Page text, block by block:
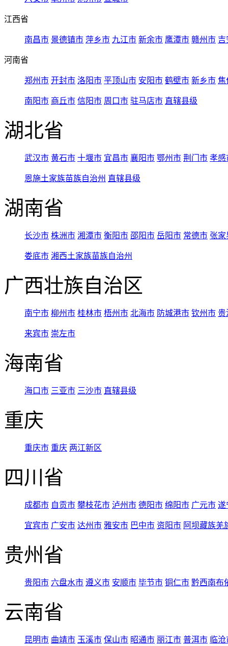
江西省
南昌市 景德镇市 萍乡市 九江市 新余市 鹰潭市 赣州市 吉
河南省
郑州市 开封市 洛阳市 平顶山市 安阳市 鹤壁市 新乡市 焦
南阳市 商丘市 信阳市 周口市 驻马店市 直辖县级
湖北省
武汉市 黄石市 十堰市 宜昌市 襄阳市 鄂州市 荆门市 孝感
恩施土家族苗族自治州 直辖县级
湖南省
长沙市 株洲市 湘潭市 衡阳市 邵阳市 岳阳市 常德市 张家
娄底市 湘西土家族苗族自治州
广西壮族自治区
南宁市 柳州市 桂林市 梧州市 北海市 防城港市 钦州市 贵
来宾市 崇左市
海南省
海口市 三亚市 三沙市 直辖县级
重庆
重庆市 重庆 两江新区
四川省
成都市 自贡市 攀枝花市 泸州市 德阳市 绵阳市 广元市 遂
宜宾市 广安市 达州市 雅安市 巴中市 资阳市 阿坝藏族羌
贵州省
贵阳市 六盘水市 遵义市 安顺市 毕节市 铜仁市 黔西南布
云南省
昆明市 曲靖市 玉溪市 保山市 昭通市 丽江市 普洱市 临